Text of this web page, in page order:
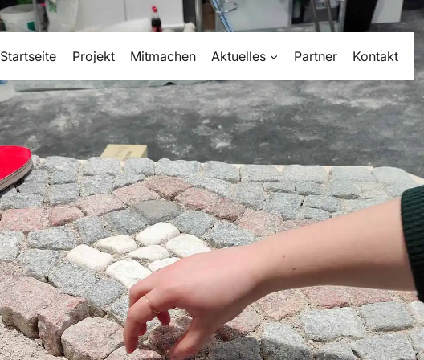
Startseite
Projekt Mitmachen Aktuelles Partner Kontakt